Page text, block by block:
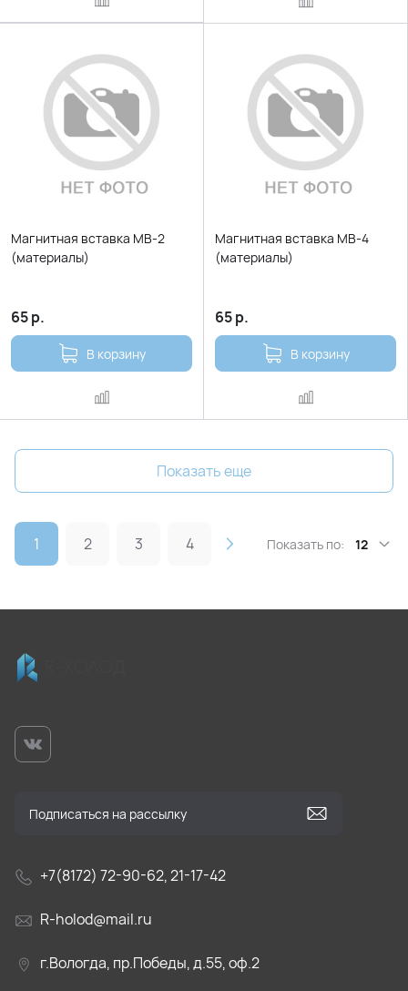
Магнитная вставка МВ-2
(материалы)
65р.
В корзину
Магнитная вставка МВ-4
(материалы)
65р.
В корзину
Показать еще
1 2 3 4 Показать по: 12
+7(8172) 72-90-62, 21-17-42
R-holod@mail.ru
г.Вологда, пр.Победы, д.55, оф.2